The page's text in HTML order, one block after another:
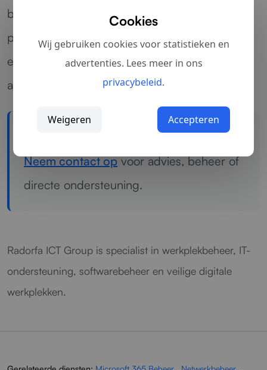
betrouwbaar functioneren, zodat medewerkers
probleemloos kunnen inloggen, samenwerken
en doorwerken. Van beheer tot ondersteuning:
alles wordt slim georganiseerd.
Meer weten over werkplekbeheer?
Neem contact opvoor advies, beheer of
directe ondersteuning.
Radorfa ICT Group is specialist in werkplekbeheer, IT-
ondersteuning, softwarebeheer en veilige digitale
werkplekken.
Cookies
Wij gebruiken cookies voor statistieken en
advertenties. Lees meer in ons
privacybeleid.
Weigeren Accepteren